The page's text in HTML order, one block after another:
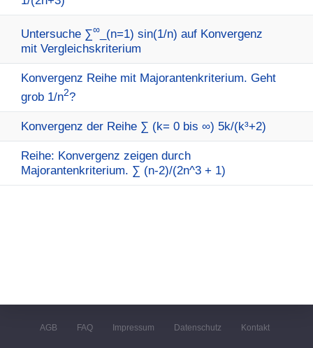
Untersuche ∑∞ _(n=1) sin(1/n) auf Konvergenz
mit Vergleichskriterium
Konvergenz Reihe mit Majorantenkriterium. Geht
grob 1/n2?
Konvergenz der Reihe ∑ (k= 0 bis ∞) 5k/(k³+2)
Reihe: Konvergenz zeigen durch
Majorantenkriterium. ∑ (n-2)/(2n^3 + 1)
AGB FAQ Impressum Datenschutz Kontakt